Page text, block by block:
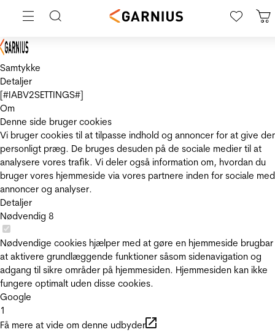
Samtykke
Detaljer
[#IABV2SETTINGS#]
Om
Denne side bruger cookies
Vi bruger cookies til at tilpasse indhold og annoncer for at give
personligt præg. De bruges desuden på de sociale medier til at
analysere vores trafik. Vi deler også information om, hvordan du
bruger vores hjemmeside via vores partnere inden for sociale
annoncer og analyser.
Detaljer
Nødvendig 8
Nødvendige cookies hjælper med at gøre en hjemmeside
at aktivere grundlæggende funktioner såsom sidenavigation og
adgang til sikre områder på hjemmesiden. Hjemmesiden kan ikke
fungere optimalt uden disse cookies.
Google
1
Få mere at vide om denne udbyder